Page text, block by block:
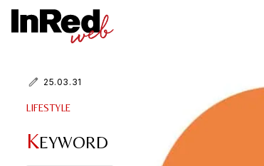
25.03.31
LIFESTYLE
KEYWORD